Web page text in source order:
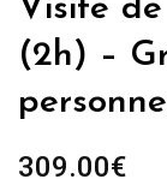
Visite
(2h) –
309.00€